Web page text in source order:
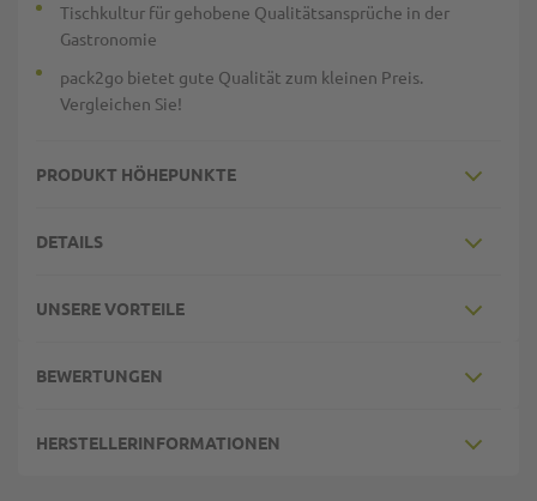
Tischkultur für gehobene Qualitätsansprüche in der
Gastronomie
pack2go bietet gute Qualität zum kleinen Preis.
Vergleichen Sie!
PRODUKT HÖHEPUNKTE
DETAILS
UNSERE VORTEILE
BEWERTUNGEN
HERSTELLERINFORMATIONEN